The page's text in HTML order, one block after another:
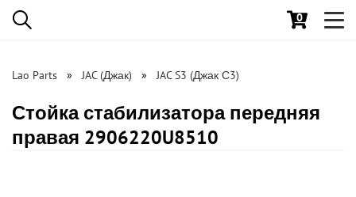
0
Lao Parts JAC (Джак) JAC S3 (Джак С3)
Стойка стабилизатора передняя
правая 2906220U8510